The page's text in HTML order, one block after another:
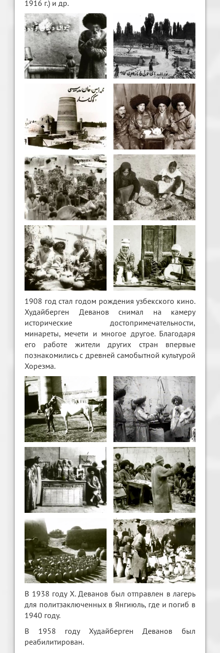
1916 г.) и др.
1908 год стал годом рождения узбекского кино.
Худайберген Деванов снимал на камеру
исторические достопримечательности,
минареты, мечети и многое другое. Благодаря
его работе жители других стран впервые
познакомились с древней самобытной культурой
Хорезма.
В 1938 году Х. Деванов был отправлен в лагерь
для политзаключенных в Янгиюль, где и погиб в
1940 году.
В 1958 году Худайберген Деванов был
реабилитирован.